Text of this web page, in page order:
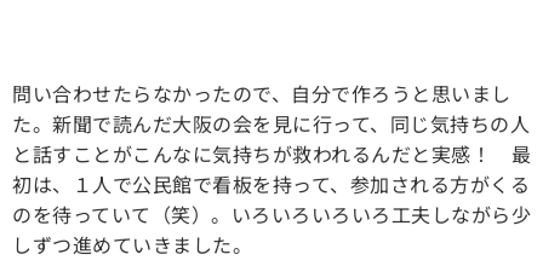
問い合わせたらなかったので、自分で作ろうと思いまし
た。新聞で読んだ大阪の会を見に行って、同じ気持ちの人
と話すことがこんなに気持ちが救われるんだと実感！ 最
初は、１人で公民館で看板を持って、参加される方がくる
のを待っていて（笑）。いろいろいろいろ工夫しながら少
しずつ進めていきました。